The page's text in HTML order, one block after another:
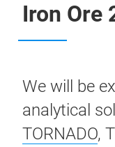
Iron Ore
We will be
analytical
TORNADO,